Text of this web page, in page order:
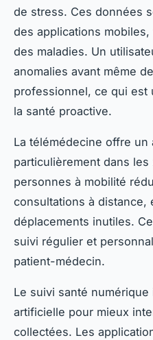
de stress. Ces données
des applications
des maladies. Un
anomalies avant même
professionnel, ce qui est
la santé proactive.
La télémédecine offre
particulièrement dans
personnes à mobilité
consultations à distance,
déplacements inutiles.
suivi régulier et
patient-médecin.
Le suivi santé
artificielle pour mieux
collectées. Les